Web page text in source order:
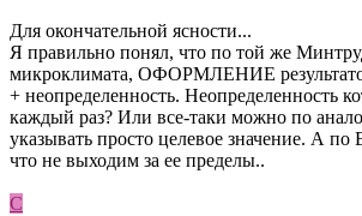
Для окончательной ясности...
Я правильно понял, что по той же
микроклимата, ОФОРМЛЕНИЕ
+ неопределенность. Неопределенность
каждый раз? Или все-таки можно по
указывать просто целевое значение. А
что не выходим за ее пределы..
С